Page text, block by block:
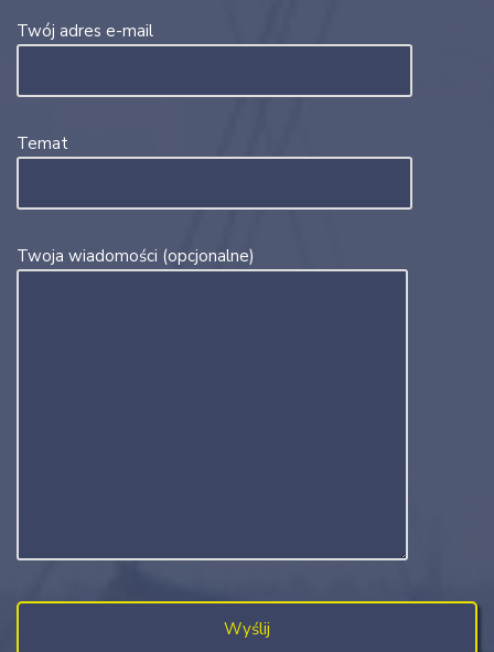
Twój adres e-mail
Temat
Twoja wiadomości (opcjonalne)